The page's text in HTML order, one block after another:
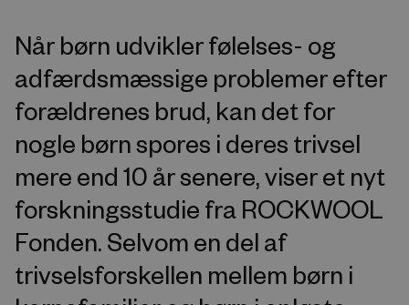
Når børn udvikler følelses- og
adfærdsmæssige problemer efter
forældrenes brud, kan det for
nogle børn spores i deres trivsel
mere end 10 år senere, viser et nyt
forskningsstudie fra ROCKWOOL
Fonden. Selvom en del af
trivselsforskellen mellem børn i